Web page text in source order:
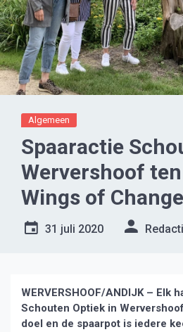
Algemeen
Spaaractie
Wervershoof
Wings of
31 juli 2020
WERVERSHOOF/ANDIJK – Elk
Schouten Optiek in
doel en de spaarpot is iedere